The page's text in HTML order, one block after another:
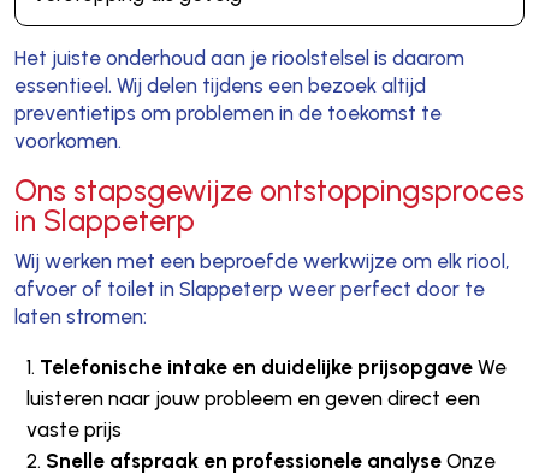
Het juiste onderhoud aan je rioolstelsel is daarom
essentieel. Wij delen tijdens een bezoek altijd
preventietips om problemen in de toekomst te
voorkomen.
Ons stapsgewijze ontstoppingsproces
in Slappeterp
Wij werken met een beproefde werkwijze om elk riool,
afvoer of toilet in Slappeterp weer perfect door te
laten stromen:
Telefonische intake en duidelijke prijsopgaveWe
luisteren naar jouw probleem en geven direct een
vaste prijs
Snelle afspraak en professionele analyseOnze